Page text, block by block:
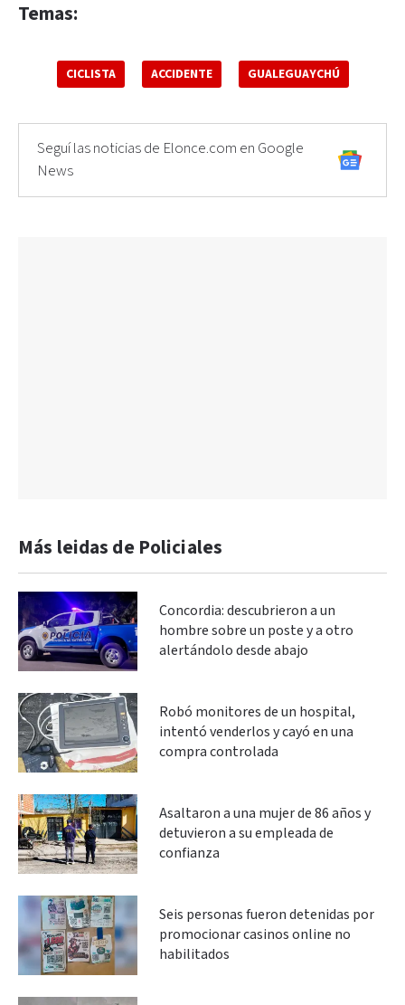
Temas:
CICLISTA ACCIDENTE GUALEGUAYCHÚ
Seguí las noticias de Elonce.com en Google
News
Más leidas de Policiales
Concordia: descubrieron a un
hombre sobre un poste y a otro
alertándolo desde abajo
Robó monitores de un hospital,
intentó venderlos y cayó en una
compra controlada
Asaltaron a una mujer de 86 años y
detuvieron a su empleada de
confianza
Seis personas fueron detenidas por
promocionar casinos online no
habilitados